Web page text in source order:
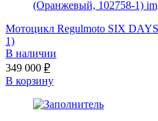
Мотоцикл Regulmoto SIX
1)
В наличии
349 000 ₽
В корзину